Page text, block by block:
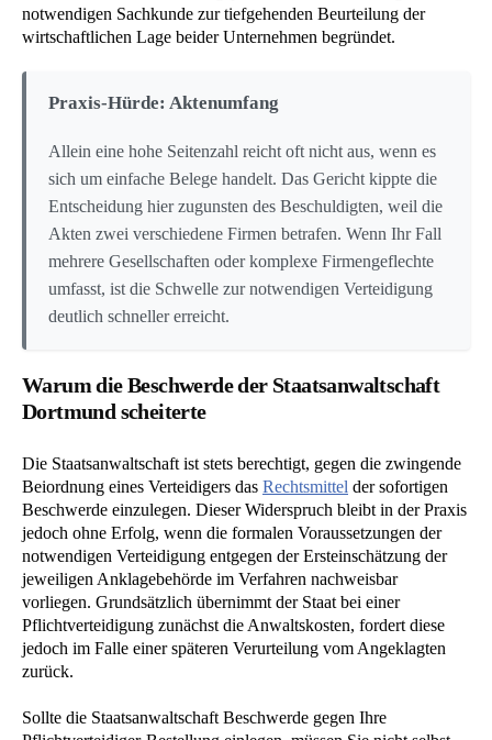
notwendigen Sachkunde zur tiefgehenden Beurteilung der
wirtschaftlichen Lage beider Unternehmen begründet.
Praxis-Hürde: Aktenumfang
Allein eine hohe Seitenzahl reicht oft nicht aus, wenn es
sich um einfache Belege handelt. Das Gericht kippte die
Entscheidung hier zugunsten des Beschuldigten, weil die
Akten zwei verschiedene Firmen betrafen. Wenn Ihr Fall
mehrere Gesellschaften oder komplexe Firmengeflechte
umfasst, ist die Schwelle zur notwendigen Verteidigung
deutlich schneller erreicht.
Warum die Beschwerde der Staatsanwaltschaft
Dortmund scheiterte
Die Staatsanwaltschaft ist stets berechtigt, gegen die zwingende
Beiordnung eines Verteidigers das Rechtsmittel der sofortigen
Beschwerde einzulegen. Dieser Widerspruch bleibt in der Praxis
jedoch ohne Erfolg, wenn die formalen Voraussetzungen der
notwendigen Verteidigung entgegen der Ersteinschätzung der
jeweiligen Anklagebehörde im Verfahren nachweisbar
vorliegen. Grundsätzlich übernimmt der Staat bei einer
Pflichtverteidigung zunächst die Anwaltskosten, fordert diese
jedoch im Falle einer späteren Verurteilung vom Angeklagten
zurück.
Sollte die Staatsanwaltschaft Beschwerde gegen Ihre